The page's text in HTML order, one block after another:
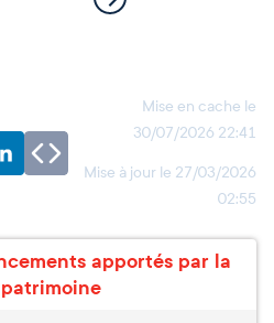
Mise en cache le
30/07/2026 22:41
Mise à jour le 27/03/2026
02:55
apportés par la